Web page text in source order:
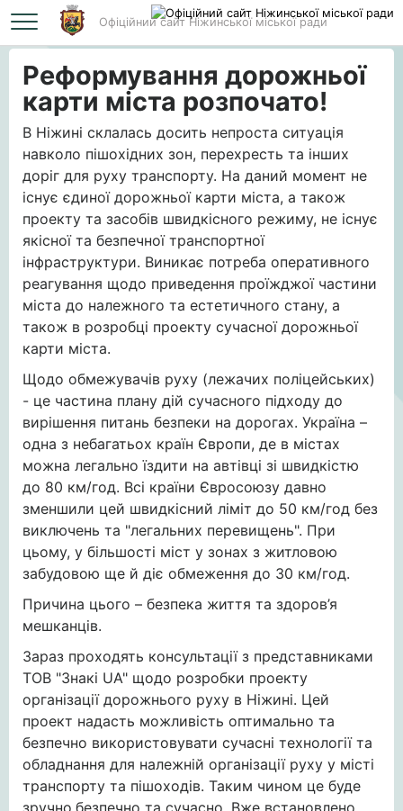
Офіційний сайт Ніжинської міської ради
Головна Реформування дорожньої карти міста розпочато!
Реформування дорожньої
карти міста розпочато!
В Ніжині склалась досить непроста ситуація
навколо пішохідних зон, перехресть та інших
доріг для руху транспорту. На даний момент не
існує єдиної дорожньої карти міста, а також
проекту та засобів швидкісного режиму, не існує
якісної та безпечної транспортної
інфраструктури. Виникає потреба оперативного
реагування щодо приведення проїжджої частини
міста до належного та естетичного стану, а
також в розробці проекту сучасної дорожньої
карти міста.
Щодо обмежувачів руху (лежачих поліцейських)
- це частина плану дій сучасного підходу до
вирішення питань безпеки на дорогах. Україна –
одна з небагатьох країн Європи, де в містах
можна легально їздити на автівці зі швидкістю
до 80 км/год. Всі країни Євросоюзу давно
зменшили цей швидкісний ліміт до 50 км/год без
виключень та "легальних перевищень". При
цьому, у більшості міст у зонах з житловою
забудовою ще й діє обмеження до 30 км/год.
Причина цього – безпека життя та здоров’я
мешканців.
Зараз проходять консультації з представниками
ТОВ "Знакі UA" щодо розробки проекту
організації дорожнього руху в Ніжині. Цей
проект надасть можливість оптимально та
безпечно використовувати сучасні технології та
обладнання для належній організації руху у місті
транспорту та пішоходів. Таким чином це буде
зручно,безпечно та сучасно. Вже встановлено